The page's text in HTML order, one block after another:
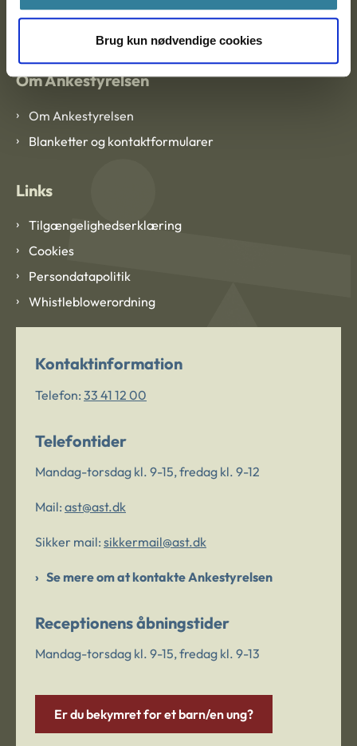
Brug kun nødvendige cookies
CVR: 1007 4002
Om Ankestyrelsen
Om Ankestyrelsen
Blanketter og kontaktformularer
Links
Tilgængelighedserklæring
Cookies
Persondatapolitik
Whistleblowerordning
Kontaktinformation
Telefon: 33 41 12 00
Telefontider
Mandag-torsdag kl. 9-15, fredag kl. 9-12
Mail: ast@ast.dk
Sikker mail: sikkermail@ast.dk
Se mere om at kontakte Ankestyrelsen
Receptionens åbningstider
Mandag-torsdag kl. 9-15, fredag kl. 9-13
Er du bekymret for et barn/en ung?